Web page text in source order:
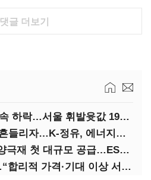
댓글 더보기
전국 기름값 12주 연속 하락…서울 휘발윳값 1909원
전쟁에 원유 공급망 흔들리자…K-정유, 에너지안보 핵심으로 재부상
포스코퓨처엠, LFP 양극재 첫 대규모 공급…ESS 시장 공략
트리니티항공 출범…“합리적 가격·기대 이상 서비스로 승부”